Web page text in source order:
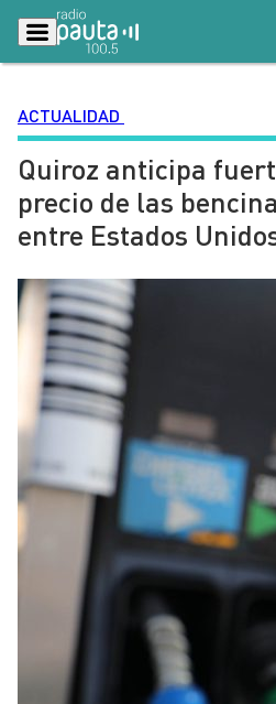
Podcasts
Lo Último
Ciudad
Radio en vivo
Tendencias
Entretención y Cultura
Dato en Pauta
Contenido Patrocinado
ACTUALIDAD
Quiroz anticipa
precio de las
entre Estados